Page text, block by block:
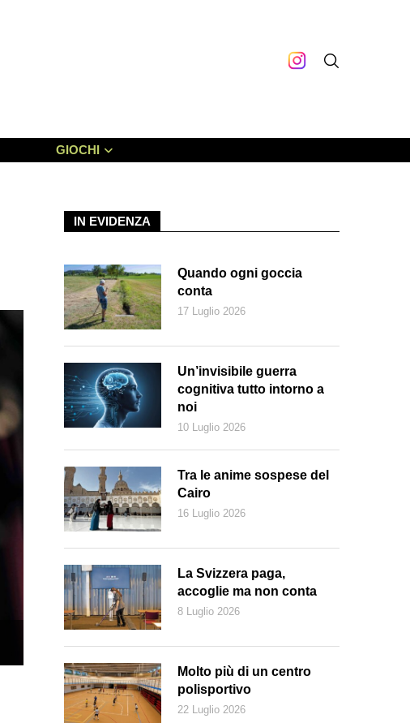
GIOCHI
Christoph Blocher, trent’anni dopo il no allo SEE, resta un’icona degli
IN EVIDENZA
Quando ogni goccia
conta
17 Luglio 2026
Un’invisibile guerra
cognitiva tutto intorno a
noi
10 Luglio 2026
Tra le anime sospese del
Cairo
16 Luglio 2026
La Svizzera paga,
accoglie ma non conta
8 Luglio 2026
Molto più di un centro
polisportivo
22 Luglio 2026